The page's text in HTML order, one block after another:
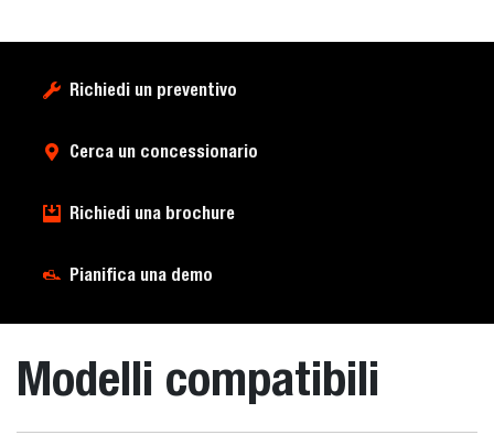
Richiedi un preventivo
Cerca un concessionario
Richiedi una brochure
Pianifica una demo
Modelli compatibili